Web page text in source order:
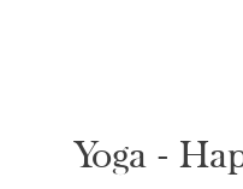
Yoga -